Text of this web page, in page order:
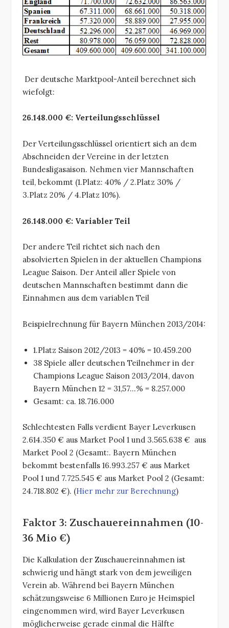
Der deutsche Marktpool-Anteil berechnet sich
wiefolgt:
26.148.000 €: Verteilungsschlüssel
Der Verteilungsschlüssel orientiert sich an dem
Abschneiden der Vereine in der letzten
Bundesligasaison. Nehmen vier Mannschaften
teil, bekommt (1.Platz: 40% / 2.Platz 30% /
3.Platz 20% / 4.Platz 10%).
26.148.000 €: Variabler Teil
Der andere Teil richtet sich nach den
absolvierten Spielen in der aktuellen Champions
League Saison. Der Anteil aller Spiele von
deutschen Mannschaften bestimmt dann die
Einnahmen aus dem variablen Teil
Beispielrechnung für Bayern München 2013/2014:
1.Platz Saison 2012/2013 = 40% = 10.459.200
38 Spiele aller deutschen Teilnehmer in der
Champions League Saison 2013/2014, davon
Bayern München 12 = 31,57…% = 8.257.000
Gesamt: ca. 18.716.000
Schlechtesten Falls verdient Bayer Leverkusen
2.614.350 € aus Market Pool 1 und 3.565.638 € aus
Market Pool 2 (Gesamt:. Bayern München
bekommt bestenfalls 16.993.257 € aus Market
Pool 1 und 7.725.545 € aus Market Pool 2 (Gesamt:
24.718.802 €). (Hier mehr zur Berechnung)
Faktor 3: Zuschauereinnahmen (10-
36 Mio €)
Die Kalkulation der Zuschauereinnahmen ist
schwierig und hängt stark von dem jeweiligen
Verein ab. Während bei Bayern München
schätzungsweise 6 Millionen Euro je Heimspiel
eingenommen wird, wird Bayer Leverkusen
möglicherweise gerade einmal die Hälfte